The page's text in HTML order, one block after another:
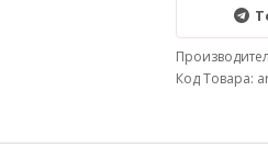
Код Товара: